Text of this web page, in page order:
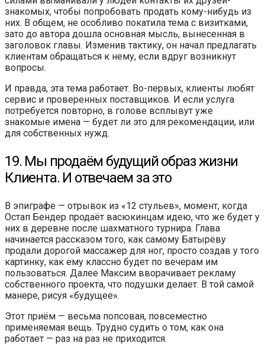
знакомых, чтобы попробовать продать кому-нибудь из
них. В общем, не особливо покатила тема с визитками,
зато до автора дошла основная мысль, вынесенная в
заголовок главы. Изменив тактику, он начал предлагать
клиентам обращаться к нему, если вдруг возникнут
вопросы.
И правда, эта тема работает. Во-первых, клиенты любят
сервис и проверенных поставщиков. И если услуга
потребуется повторно, в голове всплывут уже
знакомые имена — будет ли это для рекомендации, или
для собственных нужд.
19. Мы продаём будущий образ жизни
Клиента. И отвечаем за это
В эпиграфе — отрывок из «12 стульев», момент, когда
Остап Бендер продаёт васюкинцам идею, что же будет у
них в деревне после шахматного турнира. Глава
начинается рассказом того, как самому Батырёву
продали дорогой массажер для ног, просто создав у того
картинку, как ему классно будет по вечерам им
пользоваться. Далее Максим вворачивает рекламу
собственного проекта, что подушки делает. В той самой
манере, рисуя «будущее».
Этот приём — весьма попсовая, повсеместно
применяемая вещь. Трудно судить о том, как она
работает — раз на раз не приходится.